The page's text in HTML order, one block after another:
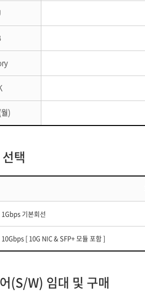
)
택
1Gbps 기본회선
10Gbps [ 10G NIC & SFP+ 모듈 포함 ]
(S/W) 임대 및 구매